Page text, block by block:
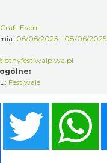
Craft Event
06/06/2025 - 08/06/2025
Festiwale
Twitter